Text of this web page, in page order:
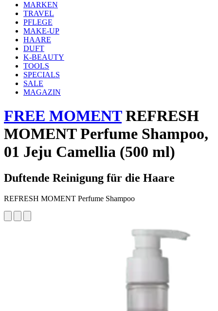
MARKEN
TRAVEL
PFLEGE
MAKE-UP
HAARE
DUFT
K-BEAUTY
TOOLS
SPECIALS
SALE
MAGAZIN
FREE MOMENTREFRESH
MOMENT Perfume Shampoo,
01 Jeju Camellia (500 ml)
Duftende Reinigung für die Haare
REFRESH MOMENT Perfume Shampoo